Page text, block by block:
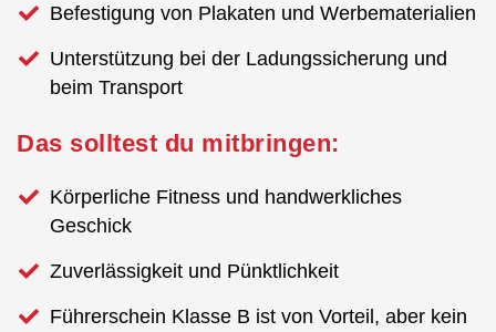
Befestigung von Plakaten und Werbematerialien
Unterstützung bei der Ladungssicherung und
beim Transport
Das solltest du mitbringen:
Körperliche Fitness und handwerkliches
Geschick
Zuverlässigkeit und Pünktlichkeit
Führerschein Klasse B ist von Vorteil, aber kein